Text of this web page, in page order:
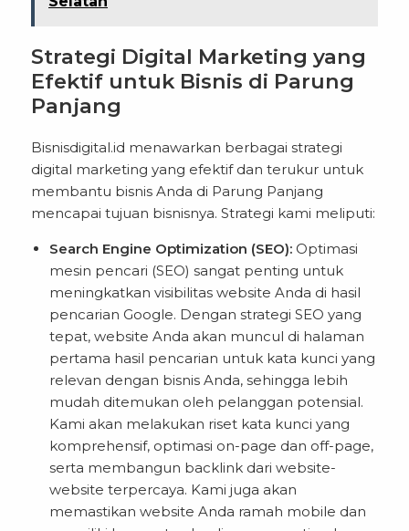
Strategi Digital Marketing yang
Efektif untuk Bisnis di Parung
Panjang
Bisnisdigital.id menawarkan berbagai strategi
digital marketing yang efektif dan terukur untuk
membantu bisnis Anda di Parung Panjang
mencapai tujuan bisnisnya. Strategi kami meliputi:
Search Engine Optimization (SEO): Optimasi
mesin pencari (SEO) sangat penting untuk
meningkatkan visibilitas website Anda di hasil
pencarian Google. Dengan strategi SEO yang
tepat, website Anda akan muncul di halaman
pertama hasil pencarian untuk kata kunci yang
relevan dengan bisnis Anda, sehingga lebih
mudah ditemukan oleh pelanggan potensial.
Kami akan melakukan riset kata kunci yang
komprehensif, optimasi on-page dan off-page,
serta membangun backlink dari website-
website terpercaya. Kami juga akan
memastikan website Anda ramah mobile dan